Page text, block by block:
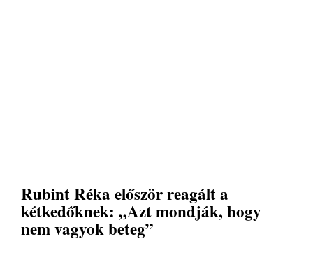
Rubint Réka először reagált a
kétkedőknek: „Azt mondják, hogy
nem vagyok beteg”